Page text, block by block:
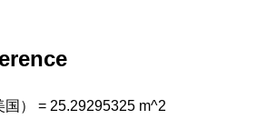
国） = 25.29295325 m^2